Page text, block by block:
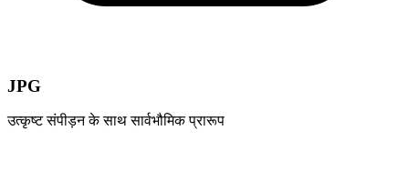
JPG
उत्कृष्ट संपीड़न के साथ सार्वभौमिक प्रारूप